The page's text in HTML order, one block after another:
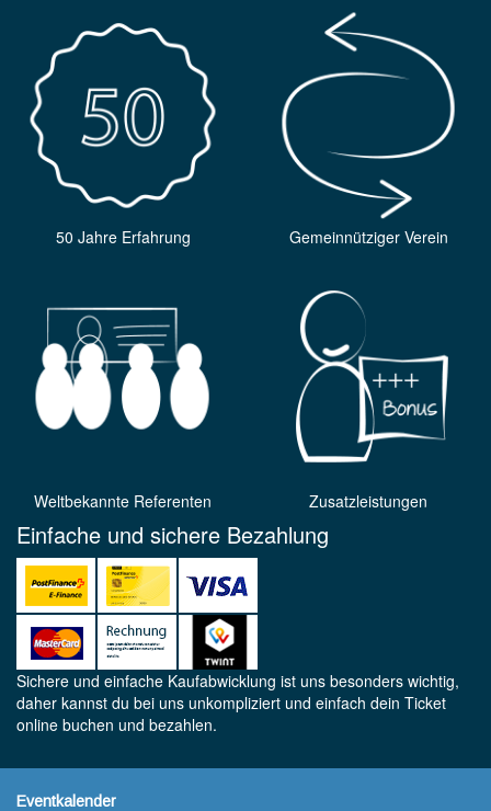
50 Jahre Erfahrung Gemeinnütziger Verein
Weltbekannte Referenten Zusatzleistungen
Einfache und sichere Bezahlung
Sichere und einfache Kaufabwicklung ist uns besonders wichtig,
daher kannst du bei uns unkompliziert und einfach dein Ticket
online buchen und bezahlen.
Eventkalender